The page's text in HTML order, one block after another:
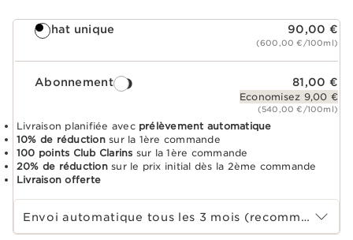
Achat unique 90,00 €
(600,00 €/100ml)
Abonnement 81,00 €
Economisez 9,00 €
(540,00 €/100ml)
Livraison planifiée avec prélèvement automatique
10% de réductionsur la 1ère commande
100 points Club Clarins sur la 1ère commande
20% de réductionsur le prix initial dès la 2ème commande
Livraison offerte
Choisir la période d''abonnement
Envoi automatique tous les 3 mois (recommandé)